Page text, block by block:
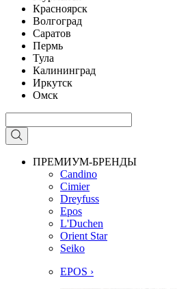
Красноярск
Волгоград
Саратов
Пермь
Тула
Калининград
Иркутск
Омск
ПРЕМИУМ-БРЕНДЫ
Candino
Cimier
Dreyfuss
Epos
L'Duchen
Orient Star
Seiko
EPOS ›